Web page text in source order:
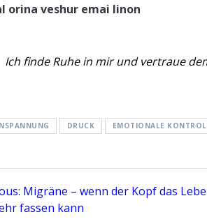
orina veshur emai linon
Ich finde Ruhe in mir und vertraue
DRUCK EMOTIONALE
Previous
post:
Migräne – wenn der Kopf das
fassen kann